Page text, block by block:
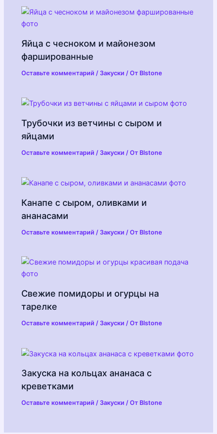
Яйца с чесноком и майонезом
фаршированные
Оставьте комментарий / Закуски / От Blstone
Трубочки из ветчины с сыром и
яйцами
Оставьте комментарий / Закуски / От Blstone
Канапе с сыром, оливками и
ананасами
Оставьте комментарий / Закуски / От Blstone
Свежие помидоры и огурцы на
тарелке
Оставьте комментарий / Закуски / От Blstone
Закуска на кольцах ананаса с
креветками
Оставьте комментарий / Закуски / От Blstone